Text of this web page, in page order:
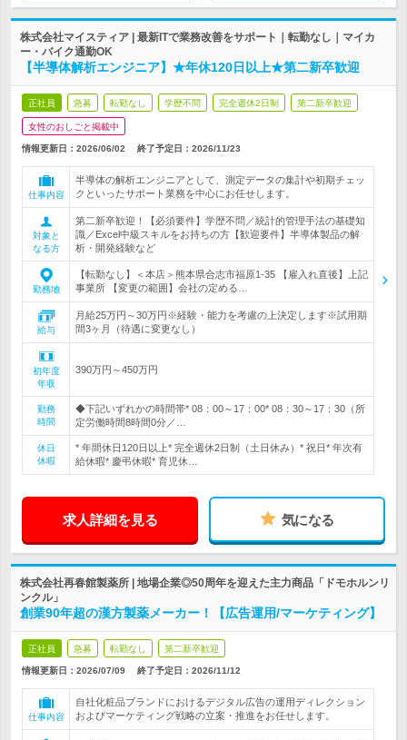
株式会社マイスティア | 最新ITで業務改善をサポート｜転勤なし｜マイカ
ー・バイク通勤OK
【半導体解析エンジニア】★年休120日以上★第二新卒歓迎
正社員 急募 転勤なし 学歴不問 完全週休2日制 第二新卒歓迎
女性のおしごと掲載中
情報更新日：2026/06/02 終了予定日： 2026/11/23
仕事内容
半導体の解析エンジニアとして、測定データの集計や初期チェッ
クといったサポート業務を中心にお任せします。
対象と
なる方
第二新卒歓迎！【必須要件】学歴不問／統計的管理手法の基礎知
識／Excel中級スキルをお持ちの方【歓迎要件】半導体製品の解
析・開発経験など
勤務地
【転勤なし】＜本店＞熊本県合志市福原1-35 【雇入れ直後】上記
事業所 【変更の範囲】会社の定める…
給与
月給25万円～30万円※経験・能力を考慮の上決定します※試用期
間3ヶ月（待遇に変更なし）
初年度
年収
390万円～450万円
勤務
時間
◆下記いずれかの時間帯* 08：00～17：00* 08：30～17：30（所
定労働時間8時間0分／…
休日
休暇
* 年間休日120日以上* 完全週休2日制（土日休み）* 祝日* 年次有
給休暇* 慶弔休暇* 育児休…
求人詳細を見る 気になる
株式会社再春館製薬所 | 地場企業◎50周年を迎えた主力商品「ドモホルンリ
ンクル」
創業90年超の漢方製薬メーカー！【広告運用/マーケティング】
正社員 急募 転勤なし 第二新卒歓迎
情報更新日：2026/07/09 終了予定日： 2026/11/12
仕事内容
自社化粧品ブランドにおけるデジタル広告の運用ディレクション
およびマーケティング戦略の立案・推進をお任せします。